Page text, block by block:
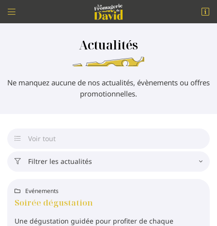
 
RAFRAÎCHIR LE CAPTCHA
Actualités
Ne manquez aucune de nos actualités, évènements ou offres
promotionnelles.
 Voir tout
 Filtrer les actualités
 Evénements
Soirée dégustation
Une dégustation guidée pour profiter de chaque